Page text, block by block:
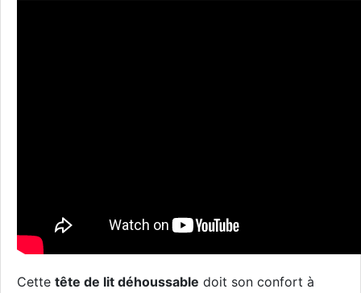
Cette tête de lit déhoussable doit son confort à